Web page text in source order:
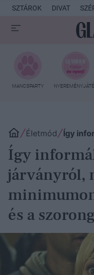
SZTÁROK DIVAT
MANCSPARTY
Életmód Így
Így
járványról,
és a